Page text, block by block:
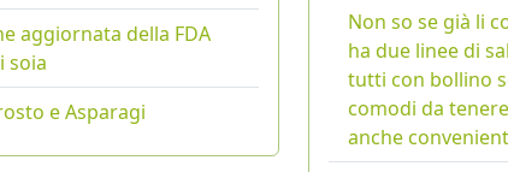
aggiornata della FDA
soia
e Asparagi
Non so se già li
ha due linee di
tutti con bollino
comodi da
anche